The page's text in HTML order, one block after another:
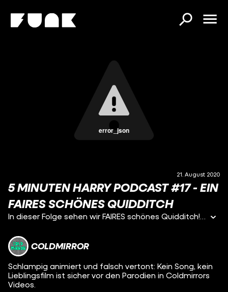
error_json
21. August 2020
5 MINUTEN HARRY PODCAST #17 - EIN
FAIRES SCHÖNES QUIDDITCH
In dieser Folge sehen wir FAIRES schönes Quidditch! Vor dieser Folge hatte ich am meisten Angst, aber ich hab's geschafft! Es war übrigens nicht geplant, dass ich so viel über Zähne rede, but here we are.
COLDMIRROR
Schlampig animiert und falsch vertont: Kein Song, kein
Lieblingsfilm ist sicher vor den Parodien in Coldmirrors
Videos.